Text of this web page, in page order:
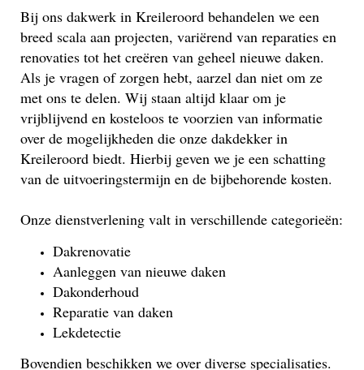
Bij ons dakwerk in Kreileroord behandelen we een
breed scala aan projecten, variërend van reparaties en
renovaties tot het creëren van geheel nieuwe daken.
Als je vragen of zorgen hebt, aarzel dan niet om ze
met ons te delen. Wij staan altijd klaar om je
vrijblijvend en kosteloos te voorzien van informatie
over de mogelijkheden die onze dakdekker in
Kreileroord biedt. Hierbij geven we je een schatting
van de uitvoeringstermijn en de bijbehorende kosten.
Onze dienstverlening valt in verschillende categorieën:
Dakrenovatie
Aanleggen van nieuwe daken
Dakonderhoud
Reparatie van daken
Lekdetectie
Bovendien beschikken we over diverse specialisaties.